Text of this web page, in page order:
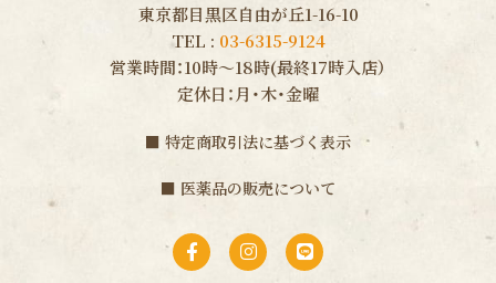
東京都目黒区自由が丘1-16-10
TEL : 03-6315-9124
営業時間：10時〜18時(最終17時入店）
定休日：月・木・金曜
■ 特定商取引法に基づく表示
■ 医薬品の販売について
F
a
c
I
n
s
L
i
n